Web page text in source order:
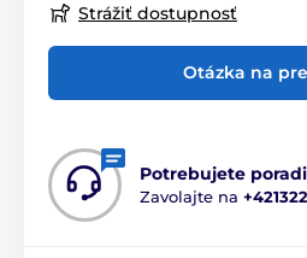
Strážiť dostupnosť
Otázka na
Potrebujete
Zavolajte na